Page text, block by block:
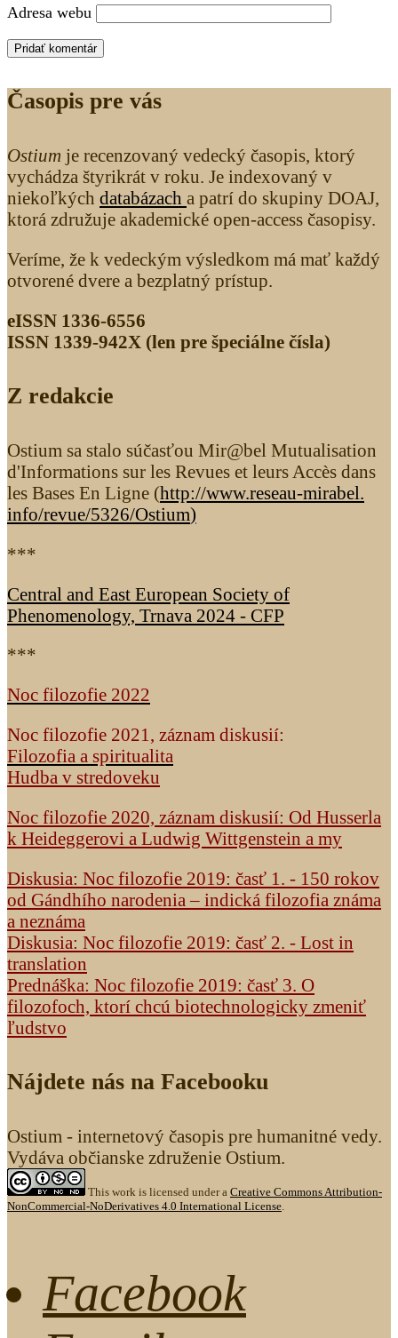
Adresa webu
Časopis pre vás
Ostium je recenzovaný vedecký časopis, ktorý
vychádza štyrikrát v roku. Je indexovaný v
niekoľkých databázach a patrí do skupiny DOAJ,
ktorá združuje akademické open-access časopisy.
Veríme, že k vedeckým výsledkom má mať každý
otvorené dvere a bezplatný prístup.
eISSN 1336-6556
ISSN 1339­-942X (len pre špeciálne čísla)
Z redakcie
Ostium sa stalo súčasťou Mir@bel Mutualisation
d'Informations sur les Revues et leurs Accès dans
les Bases En Ligne (http://www.reseau-mirabel.
info/revue/5326/Ostium)
***
Central and East European Society of
Phenomenology, Trnava 2024 - CFP
***
Noc filozofie 2022
Noc filozofie 2021, záznam diskusií:
Filozofia a spiritualita
Hudba v stredoveku
Noc filozofie 2020, záznam diskusií: Od Husserla
k Heideggerovi a Ludwig Wittgenstein a my
Diskusia: Noc filozofie 2019: časť 1. - 150 rokov
od Gándhího narodenia – indická filozofia známa
a neznáma
Diskusia: Noc filozofie 2019: časť 2. - Lost in
translation
Prednáška: Noc filozofie 2019: časť 3. O
filozofoch, ktorí chcú biotechnologicky zmeniť
ľudstvo
Nájdete nás na Facebooku
Ostium - internetový časopis pre humanitné vedy.
Vydáva občianske združenie Ostium.
This work is licensed under a Creative Commons Attribution-
NonCommercial-NoDerivatives 4.0 International License
Facebook